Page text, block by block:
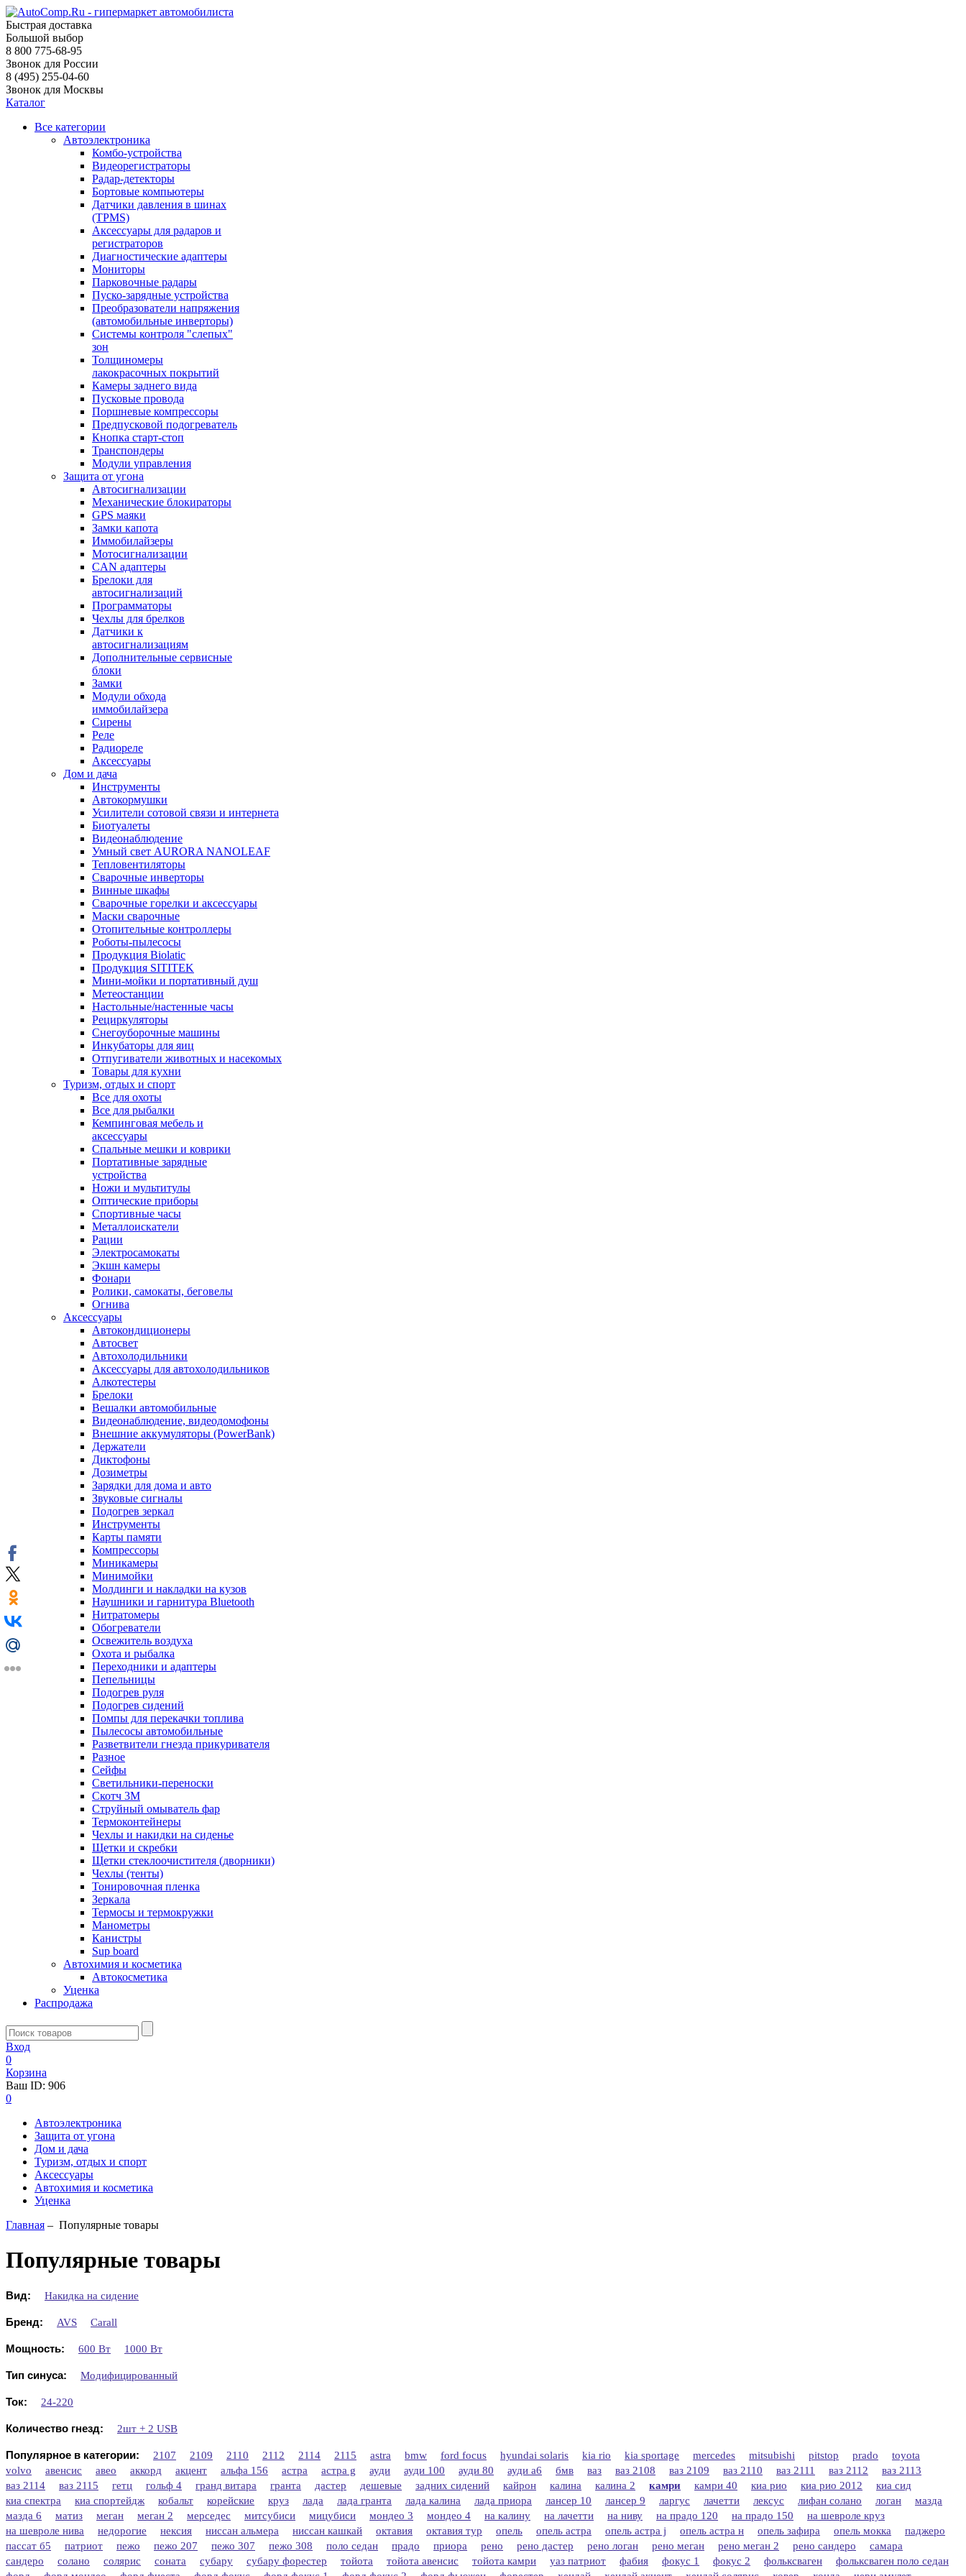
Быстрая доставка
Большой выбор
8 800 775-68-95
Звонок для России
8 (495) 255-04-60
Звонок для Москвы
Каталог
Все категории
Автоэлектроника
Комбо-устройства
Видеорегистраторы
Радар-детекторы
Бортовые компьютеры
Датчики давления в шинах
(TPMS)
Аксессуары для радаров и
регистраторов
Диагностические адаптеры
Мониторы
Парковочные радары
Пуско-зарядные устройства
Преобразователи напряжения
(автомобильные инверторы)
Системы контроля "слепых"
зон
Толщиномеры
лакокрасочных покрытий
Камеры заднего вида
Пусковые провода
Поршневые компрессоры
Предпусковой подогреватель
Кнопка старт-стоп
Транспондеры
Модули управления
Защита от угона
Автосигнализации
Механические блoкираторы
GPS маяки
Замки капота
Иммобилайзеры
Мотосигнализации
CAN адаптеры
Брелоки для
автосигнализаций
Программаторы
Чехлы для брелков
Датчики к
автосигнализациям
Дополнительные сервисные
блоки
Замки
Модули обхода
иммобилайзера
Сирены
Реле
Радиореле
Аксессуары
Дом и дача
Инструменты
Автокормушки
Усилители сотовой связи и интернета
Биотуалеты
Видеонаблюдение
Умный свет AURORA NANOLEAF
Тепловентиляторы
Сварочные инверторы
Винные шкафы
Сварочные горелки и аксессуары
Маски сварочные
Отопительные контроллеры
Роботы-пылесосы
Продукция Biolatic
Продукция SITITEK
Мини-мойки и портативный душ
Метеостанции
Настольные/настенные часы
Рециркуляторы
Снегоуборочные машины
Инкубаторы для яиц
Отпугиватели животных и насекомых
Товары для кухни
Туризм, отдых и спорт
Все для охоты
Все для рыбалки
Кемпинговая мебель и
аксессуары
Спальные мешки и коврики
Портативные зарядные
устройства
Ножи и мультитулы
Оптические приборы
Спортивные часы
Металлоискатели
Рации
Электросамокаты
Экшн камеры
Фонари
Ролики, самокаты, беговелы
Огнива
Аксессуары
Автокондиционеры
Aвтосвет
Автохолодильники
Аксессуары для автохолодильников
Алкотестеры
Брелоки
Вешалки автомобильные
Видеонаблюдение, видеодомофоны
Внешние аккумуляторы (PowerBank)
Держатели
Диктофоны
Дозиметры
Зарядки для дома и авто
Звуковые сигналы
Подогрев зеркал
Инструменты
Карты памяти
Компрессоры
Миникамеры
Минимойки
Молдинги и накладки на кузов
Наушники и гарнитура Bluetooth
Нитратомеры
Обогреватели
Освежитель воздуха
Охота и рыбалка
Переходники и адаптеры
Пепельницы
Подогрев руля
Подогрев сидений
Помпы для перекачки топлива
Пылесосы автомобильные
Разветвители гнезда прикуривателя
Разное
Сейфы
Светильники-переноски
Скотч 3М
Струйный омыватель фар
Термоконтейнеры
Чехлы и накидки на сиденье
Щетки и скребки
Щетки стеклоочистителя (дворники)
Чехлы (тенты)
Тонировочная пленка
Зеркалa
Термосы и термокружки
Манометры
Канистры
Sup board
Автохимия и косметика
Автокосметика
Уценка
Распродажа
Вход
0
Корзина
Ваш ID: 906
0
Автоэлектроника
Защита от угона
Дом и дача
Туризм, отдых и спорт
Аксессуары
Автохимия и косметика
Уценка
Главная – Популярные товары
Популярные товары
Вид: Накидка на сидение
Бренд: AVS Carall
Мощность: 600 Вт 1000 Вт
Тип синуса: Модифицированный
Ток: 24-220
Количество гнезд: 2шт + 2 USB
Популярное в категории: 2107 2109 2110 2112 2114 2115 astra bmw ford focus hyundai solaris kia rio kia sportage mercedes mitsubishi pitstop prado
toyota
volvo
авенсис авео аккорд акцент альфа 156 астра астра g ауди ауди 100 ауди 80 ауди а6 бмв ваз ваз 2108 ваз 2109 ваз 2110 ваз 2111 ваз 2112
ваз 2113
ваз 2114
ваз 2115 гетц гольф 4 гранд витара гранта дастер дешевые задних сидений кайрон калина калина 2 камри камри 40 киа рио киа рио 2012
киа сид
киа спектра
киа спортейдж кобальт корейские круз лада лада гранта лада калина лада приора лансер 10 лансер 9 ларгус лачетти лексус лифан солано логан
мазда
мазда 6
матиз меган меган 2 мерседес митсубиси мицубиси мондео 3 мондео 4 на калину на лачетти на ниву на прадо 120 на прадо 150
на шевроле круз
на шевроле нива
недорогие нексия ниссан альмера ниссан кашкай октавия октавия тур опель опель астра опель астра j опель астра н опель зафира опель мокка
паджеро
пассат б5
патриот пежо пежо 207 пежо 307 пежо 308 поло седан прадо приора рено рено дастер рено логан рено меган рено меган 2 рено сандеро
самара
сандеро
солано солярис соната субару субару форестер тойота тойота авенсис тойота камри уаз патриот фабия фокус 1 фокус 2 фольксваген
фольксваген поло седан